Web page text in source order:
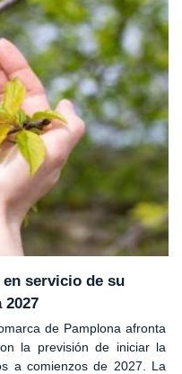
servicio de su
2027
de Pamplona afronta
la previsión de iniciar la
a comienzos de 2027. La